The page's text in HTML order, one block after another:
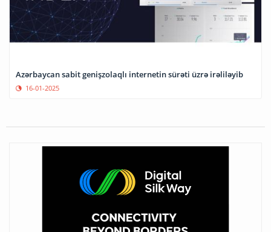
Azərbaycan sabit genişzolaqlı internetin sürəti üzrə irəliləyib
16-01-2025